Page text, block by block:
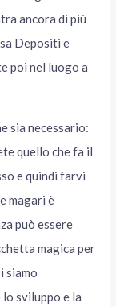
ancora di più
Depositi e
poi nel luogo a
sia necessario:
quello che fa il
e quindi farvi
magari è
può essere
magica per
siamo
sviluppo e la